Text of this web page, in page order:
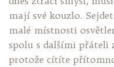
mají své kouzlo.
malé místnosti
spolu s dalšími přáteli
protože cítíte